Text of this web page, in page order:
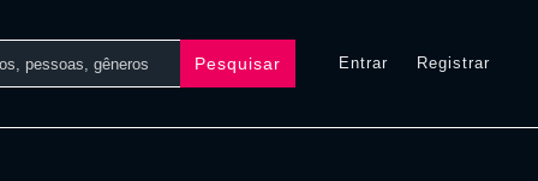
Pesquisar Entrar Registrar